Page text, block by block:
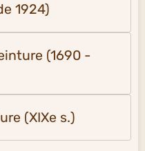
1924)
(1690 -
(XIXe s.)